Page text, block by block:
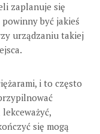
zaplanuje się
być jakieś
urządzaniu takiej
i to często
się mogą